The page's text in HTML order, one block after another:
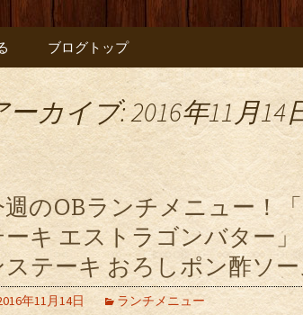
動
ブログトップ
ーカイブ: 2016年11月14
週のOBランチメニュー！
ーキ エストラゴンバター
ステーキ おろしポン酢ソ
年11月14日 ランチメニュー